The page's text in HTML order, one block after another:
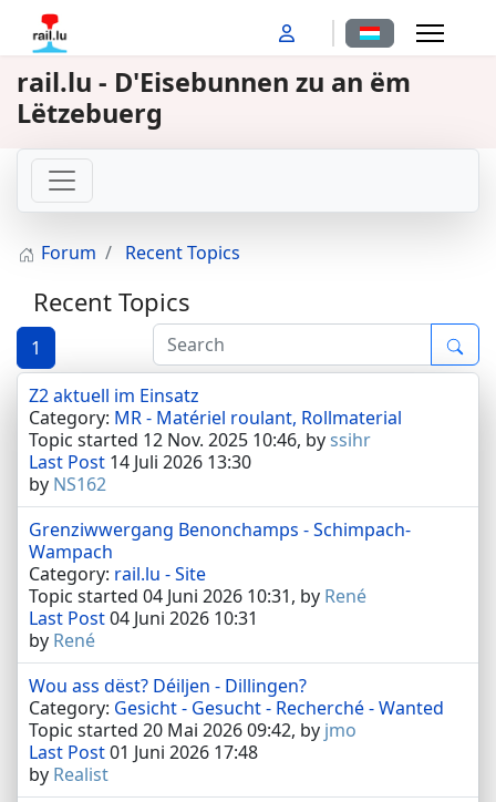
Sprache
rail.lu - D'Eisebunnen zu an ëm
Lëtzebuerg
Forum Recent Topics
Recent Topics
1
Z2 aktuell im Einsatz
Category: MR - Matériel roulant, Rollmaterial
Topic started 12 Nov. 2025 10:46, byssihr
Last Post 14 Juli 2026 13:30
by NS162
Grenziwwergang Benonchamps - Schimpach-
Wampach
Category: rail.lu - Site
Topic started 04 Juni 2026 10:31, by René
Last Post04 Juni 2026 10:31
by René
Wou ass dëst? Déiljen - Dillingen?
Category: Gesicht - Gesucht - Recherché - Wanted
Topic started 20 Mai 2026 09:42, by jmo
Last Post01 Juni 2026 17:48
by Realist